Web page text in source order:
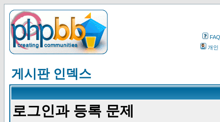
FAQ
개인
게시판 인덱스
로그인과 등록 문제